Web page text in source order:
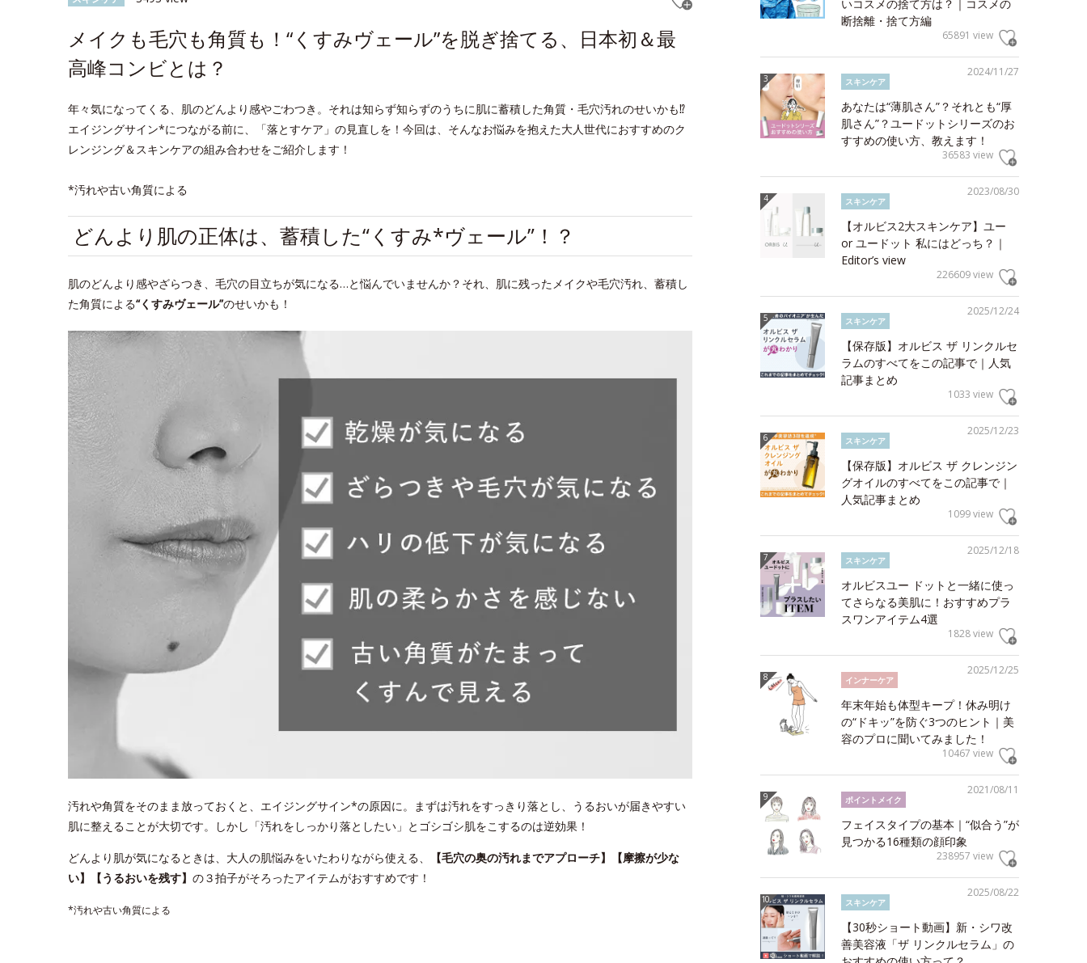
メイクも毛穴も角質も！“くすみヴェール”を脱ぎ捨てる、日本初＆最
高峰コンビとは？
年々気になってくる、肌のどんより感やごわつき。それは知らず知らずのうちに肌に蓄積した角質・毛穴汚れのせいかも⁉
エイジングサイン*につながる前に、「落とすケア」の見直しを！今回は、そんなお悩みを抱えた大人世代におすすめのク
レンジング＆スキンケアの組み合わせをご紹介します！
*汚れや古い角質による
どんより肌の正体は、蓄積した“くすみ*ヴェール”！？
肌のどんより感やざらつき、毛穴の目立ちが気になる…と悩んでいませんか？それ、肌に残ったメイクや毛穴汚れ、蓄積し
た角質による“くすみヴェール”のせいかも！
汚れや角質をそのまま放っておくと、エイジングサイン*の原因に。まずは汚れをすっきり落とし、うるおいが届きやすい
肌に整えることが大切です。しかし「汚れをしっかり落としたい」とゴシゴシ肌をこするのは逆効果！
どんより肌が気になるときは、大人の肌悩みをいたわりながら使える、
【毛穴の奥の汚れまでアプローチ】【摩擦が少な
い】【うるおいを残す】 の３拍子がそろったアイテムがおすすめです！
*汚れや古い角質による
いコスメの捨て方は？｜コスメの
断捨離・捨て方編
65891 view
2024/11/27
スキンケア
あなたは“薄肌さん”？それとも“厚
肌さん”？ユードットシリーズのお
すすめの使い方、教えます！
36583 view
2023/08/30
スキンケア
【オルビス2大スキンケア】ユー
or ユードット 私にはどっち？｜
Editor’s view
226609 view
2025/12/24
スキンケア
【保存版】オルビス ザ リンクルセ
ラムのすべてをこの記事で｜人気
記事まとめ
1033 view
2025/12/23
スキンケア
【保存版】オルビス ザ クレンジン
グオイルのすべてをこの記事で｜
人気記事まとめ
1099 view
2025/12/18
スキンケア
オルビスユー ドットと一緒に使っ
てさらなる美肌に！おすすめプラ
スワンアイテム4選
1828 view
2025/12/25
インナーケア
年末年始も体型キープ！休み明け
の“ドキッ”を防ぐ3つのヒント｜美
容のプロに聞いてみました！
10467 view
2021/08/11
ポイントメイク
フェイスタイプの基本｜“似合う”が
見つかる16種類の顔印象
238957 view
2025/08/22
スキンケア
【30秒ショート動画】新・シワ改
善美容液「ザ リンクルセラム」の